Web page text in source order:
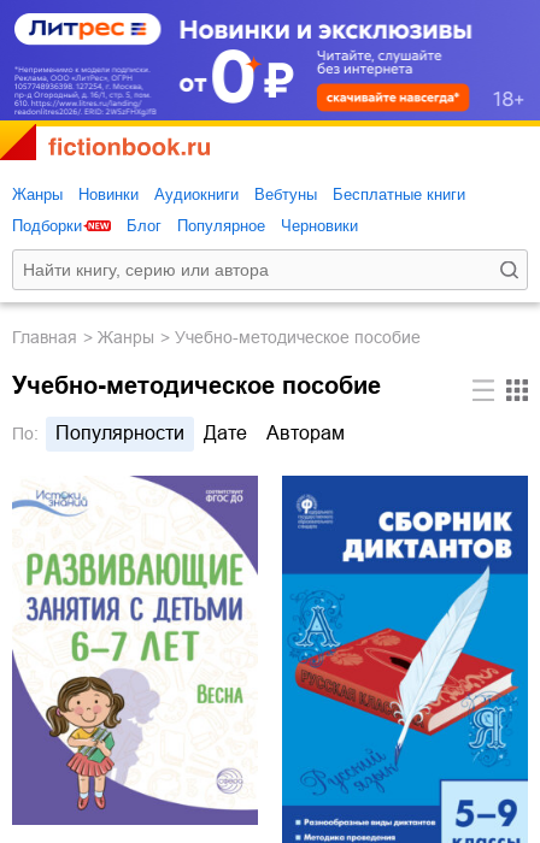
Жанры Новинки Аудиокниги Вебтуны
Бесплатные книги
Подборки
Блог Популярное Черновики
Главная Жанры Учебно-методическое пособие
Учебно-методическое пособие
По: Популярности Дате Авторам